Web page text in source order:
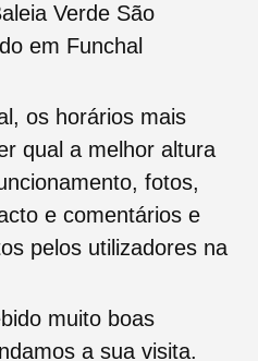
Verde São
em Funchal
os horários mais
qual a melhor altura
fotos,
e comentários e
pelos utilizadores na
muito boas
a sua visita.